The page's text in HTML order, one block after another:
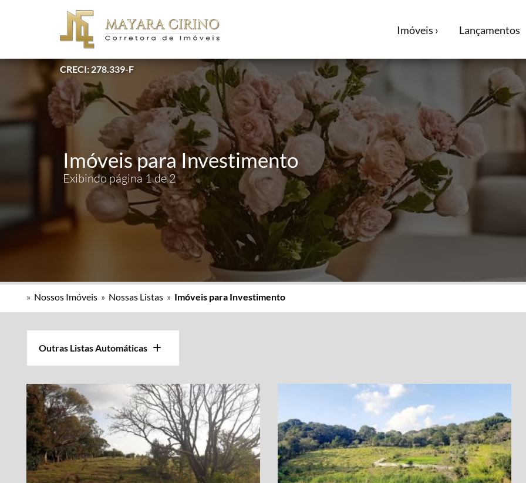
CRECI: 278.339-F
Imóveis › Lançamentos
Imóveis para Investimento
Exibindo página 1 de 2
» Nossos Imóveis » Nossas Listas » Imóveis para Investimento
Outras Listas Automáticas